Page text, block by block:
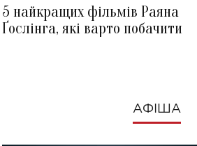
5 найкращих фільмів Раяна
Ґослінга, які варто побачити
АФІША